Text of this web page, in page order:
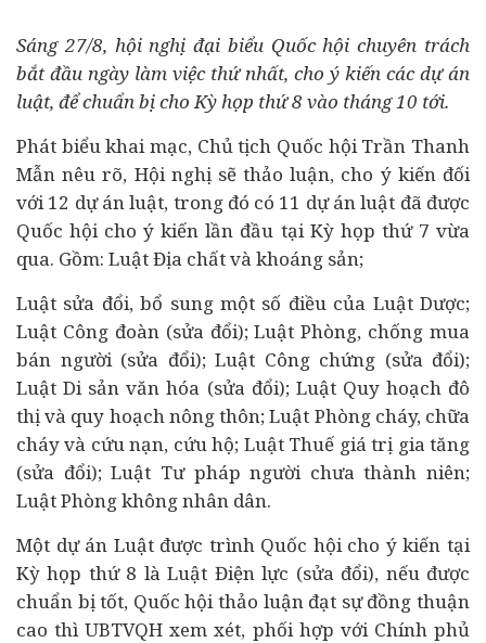
Sáng 27/8, hội nghị đại biểu Quốc hội chuyên trách
bắt đầu ngày làm việc thứ nhất, cho ý kiến cácdự án
luật, để chuẩn bị cho Kỳ họp thứ 8 vào tháng 10 tới.
Phát biểu khai mạc, Chủ tịch Quốc hội Trần Thanh
Mẫn nêu rõ, Hội nghị sẽ thảo luận, cho ý kiến đối
với 12 dự án luật, trong đó có 11 dự án luật đã được
Quốc hội cho ý kiến lần đầu tại Kỳ họp thứ 7 vừa
qua. Gồm: Luật Địa chất và khoáng sản;
Luật sửa đổi, bổ sung một số điều của Luật Dược;
Luật Công đoàn (sửa đổi); Luật Phòng, chống mua
bán người (sửa đổi); Luật Công chứng (sửa đổi);
Luật Di sản văn hóa (sửa đổi); Luật Quy hoạch đô
thị và quy hoạch nông thôn; Luật Phòng cháy, chữa
cháy và cứu nạn, cứu hộ; Luật Thuế giá trị gia tăng
(sửa đổi); Luật Tư pháp người chưa thành niên;
Luật Phòng không nhân dân.
Một dự án Luật được trình Quốc hội cho ý kiến tại
Kỳ họp thứ 8 là Luật Điện lực (sửa đổi), nếu được
chuẩn bị tốt, Quốc hội thảo luận đạt sự đồng thuận
cao thì UBTVQH xem xét, phối hợp với Chính phủ